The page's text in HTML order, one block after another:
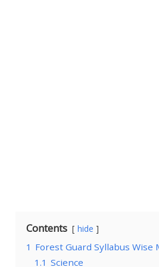
Contents hide
1 Forest Guard Syllabus
1.1 Science